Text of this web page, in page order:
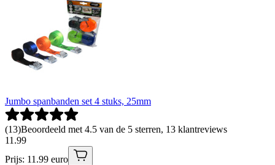
Jumbo spanbanden set 4 stuks, 25mm
(13)Beoordeeld met 4.5 van de 5 sterren, 13 klantreviews
11 .99
Prijs: 11.99 euro